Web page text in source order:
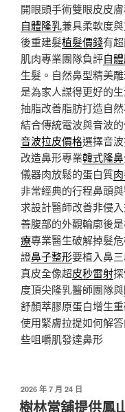
開眼頭手術雙眼皮皮
自體隆乳兼具柔軟度
後重建髮植髮價錢有
肌肉專業團隊負評自
生髮。自然鼻型精美
是為家人謀得更好的
抽脂改善脂肪打造自
結合傳統電波與音波
音波拉皮價格選擇音
改造鼻形專業韓式隆鼻
儀器肉放鬆的蛋白質
非常經典的行程鼻頭
求設計醫師改善非侵
善腹部的外觀輪廓後
療專業醫生破解掉髮
證鼻子整形要植入鼻
真皮全像超皮秒雷射
度頂尖隆乳醫師團隊與
舒顏萃膠原蛋白增生
使用緊膚拉提如何解
些咀嚼肌發達鼻形
發
佈
2026 年 7 月 24 日
樹林當舖提供鳳